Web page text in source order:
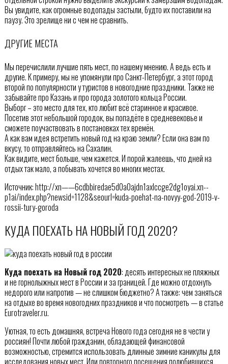
Вы увидите, как огромные водопады застыли, будто их поставили на
паузу. Это зрелище ни с чем не сравнить.
ДРУГИЕ МЕСТА
Мы перечислили лучшие пять мест, по нашему мнению. А ведь есть и
другие. К примеру, мы не упомянули про Санкт-Петербург, а этот город
второй по популярности у туристов в новогодние праздники. Также не
забывайте про Казань и про города золотого кольца России.
Выборг – это место для тех, кто любит всё старинное и красивое.
Посетив этот небольшой городок, вы попадёте в средневековье и
сможете поучаствовать в постановках тех времён.
А как вам идея встретить новый год на краю земли? Если она вам по
вкусу, то отправляйтесь на Сахалин.
Как видите, мест больше, чем кажется. И порой жалеешь, что дней на
отдых так мало, а побывать хочется во многих местах.
Источник: http://xn——6cdbbiredae5d0a0ajdn1axlccge2dg1oyai.xn--
p1ai/index.php?newsid=1128&seourl=kuda-poehat-na-novyy-god-2019-v-
rossii-tury-goroda
КУДА ПОЕХАТЬ НА НОВЫЙ ГОД 2020?
Куда поехать на Новый год 2020: десять интересных не пляжных
и не горнолыжных мест в России и за границей. Где можно отдохнуть
недорого или напротив — не слишком бюджетно? А также: чем заняться
на отдыхе во время новогодних праздников и что посмотреть — в статье
Eurotraveler.ru.
Уютная, то есть домашняя, встреча Нового года сегодня не в чести у
россиян! Почти любой гражданин, обладающей финансовой
возможностью, стремится использовать длинные зимние каникулы для
исследования новых мест. Или повторного посещения полюбившихся.